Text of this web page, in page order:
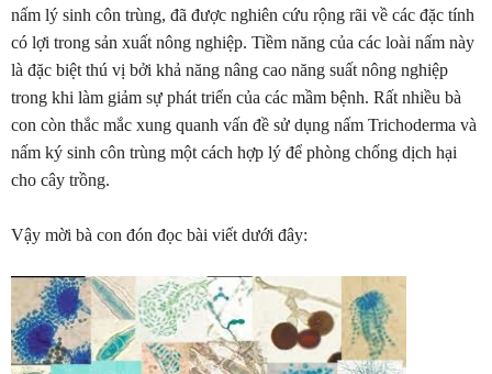
nấm lý sinh côn trùng, đã được nghiên cứu rộng rãi về các đặc tính
có lợi trong sản xuất nông nghiệp. Tiềm năng của các loài nấm này
là đặc biệt thú vị bởi khả năng nâng cao năng suất nông nghiệp
trong khi làm giảm sự phát triển của các mầm bệnh. Rất nhiều bà
con còn thắc mắc xung quanh vấn đề sử dụng nấm Trichoderma và
nấm ký sinh côn trùng một cách hợp lý để phòng chống dịch hại
cho cây trồng.
Vậy mời bà con đón đọc bài viết dưới đây: